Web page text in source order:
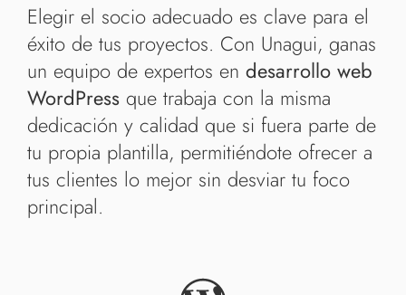
Elegir el socio adecuado es clave para el
éxito de tus proyectos. Con Unagui, ganas
un equipo de expertos en desarrollo web
WordPress que trabaja con la misma
dedicación y calidad que si fuera parte de
tu propia plantilla, permitiéndote ofrecer a
tus clientes lo mejor sin desviar tu foco
principal.